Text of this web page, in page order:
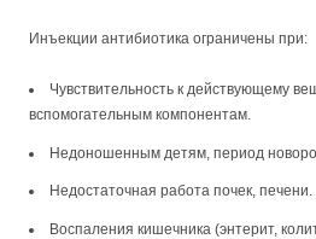
Инъекции антибиотика ограничены при:
Чувствительность к действующему
вспомогательным компонентам.
Недоношенным детям, период
Недостаточная работа почек, печени.
Воспаления кишечника (энтерит,